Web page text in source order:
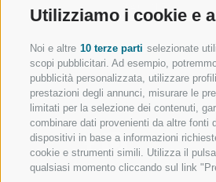
Utilizziamo i cookie e
Noi e altre 10 terze parti selezionate
scopi pubblicitari. Ad esempio,
pubblicità personalizzata, utilizzare
prestazioni degli annunci, misurare le
limitati per la selezione dei contenuti,
combinare dati provenienti da altre
dispositivi in base a informazioni
cookie e strumenti simili. Utilizza il
qualsiasi momento cliccando sul link
RACINES
SEGUICI SUI